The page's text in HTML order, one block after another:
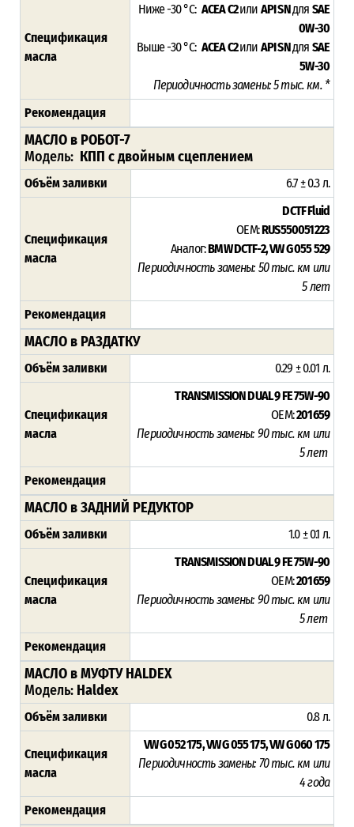
Спецификация
масла
Ниже -30 °C: ACEA C2или API SNдля SAE
0W-30
Выше -30 °C: ACEA C2или API SNдля SAE
5W-30
Периодичность замены: 5 тыс. км. *
Рекомендация
МАСЛО в РОБОТ-7
Модель: КПП с двойным сцеплением
Объём заливки 6.7 ± 0.3 л.
Спецификация
масла
DCTF Fluid
OEM:RUS550051223
Аналог:BMW DCTF-2,VW G 055 529
Периодичность замены: 50 тыс. км или
5 лет
Рекомендация
МАСЛО в РАЗДАТКУ
Объём заливки 0.29 ± 0.01 л.
Спецификация
масла
TRANSMISSION DUAL 9 FE 75W-90
OEM:201659
Периодичность замены: 90 тыс. км или
5 лет
Рекомендация
МАСЛО в ЗАДНИЙ РЕДУКТОР
Объём заливки 1.0 ± 0.1 л.
Спецификация
масла
TRANSMISSION DUAL 9 FE 75W-90
OEM:201659
Периодичность замены: 90 тыс. км или
5 лет
Рекомендация
МАСЛО в МУФТУ HALDEX
Модель: Haldex
Объём заливки 0.8 л.
Спецификация
масла
VW G 052 175, VW G 055 175, VW G 060 175
Периодичность замены: 70 тыс. км или
4 года
Рекомендация